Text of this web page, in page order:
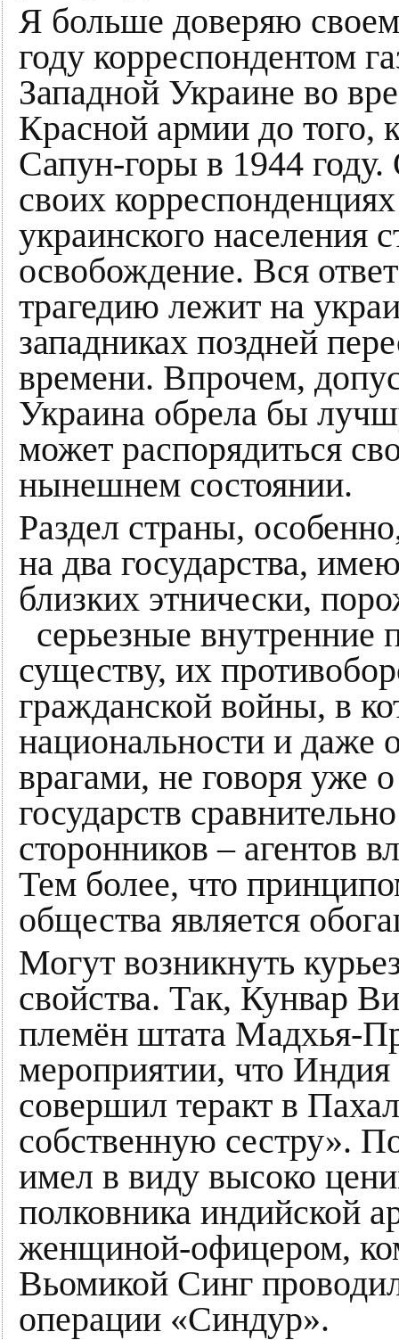
Я больше доверяю
году корреспондентом
Западной Украине во
Красной армии до того,
Сапун-горы в 1944 году.
своих
украинского населения
освобождение. Вся
трагедию лежит на
западниках поздней
времени. Впрочем,
Украина обрела бы
может распорядиться
нынешнем состоянии.
Раздел страны,
на два государства,
близких этнически,
серьезные внутренние
существу, их
гражданской войны, в
национальности и даже
врагами, не говоря уже
государств
сторонников – агентов
Тем более, что
общества является
Могут возникнуть
свойства. Так, Кунвар
племён штата Мадхья-
мероприятии, что Индия
совершил теракт в
собственную сестру».
имел в виду высоко
полковника индийской
женщиной-офицером,
Вьомикой Синг
операции «Синдур».